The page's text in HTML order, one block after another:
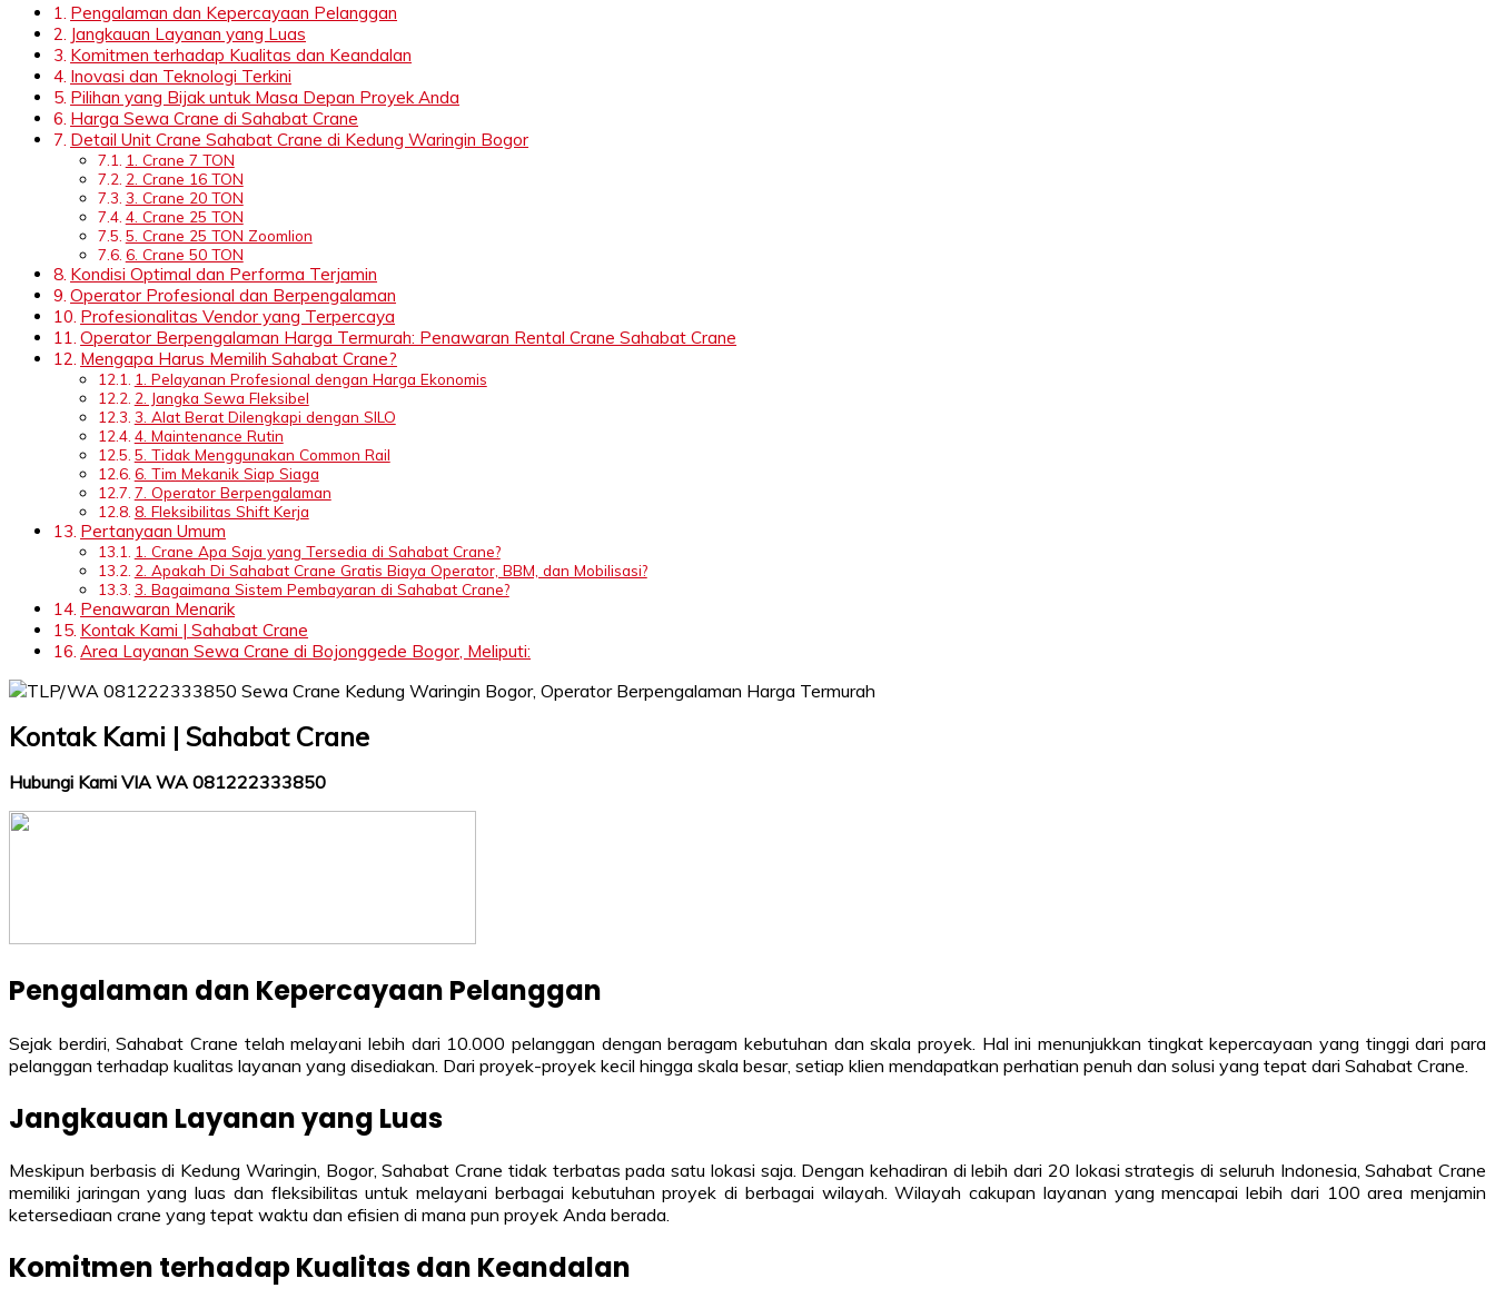
Pengalaman dan Kepercayaan Pelanggan
Jangkauan Layanan yang Luas
Komitmen terhadap Kualitas dan Keandalan
Inovasi dan Teknologi Terkini
Pilihan yang Bijak untuk Masa Depan Proyek Anda
Harga Sewa Crane di Sahabat Crane
Detail Unit Crane Sahabat Crane di Kedung Waringin Bogor
1. Crane 7 TON
2. Crane 16 TON
3. Crane 20 TON
4. Crane 25 TON
5. Crane 25 TON Zoomlion
6. Crane 50 TON
Kondisi Optimal dan Performa Terjamin
Operator Profesional dan Berpengalaman
Profesionalitas Vendor yang Terpercaya
Operator Berpengalaman Harga Termurah: Penawaran Rental Crane Sahabat Crane
Mengapa Harus Memilih Sahabat Crane?
1. Pelayanan Profesional dengan Harga Ekonomis
2. Jangka Sewa Fleksibel
3. Alat Berat Dilengkapi dengan SILO
4. Maintenance Rutin
5. Tidak Menggunakan Common Rail
6. Tim Mekanik Siap Siaga
7. Operator Berpengalaman
8. Fleksibilitas Shift Kerja
Pertanyaan Umum
1. Crane Apa Saja yang Tersedia di Sahabat Crane?
2. Apakah Di Sahabat Crane Gratis Biaya Operator, BBM, dan Mobilisasi?
3. Bagaimana Sistem Pembayaran di Sahabat Crane?
Penawaran Menarik
Kontak Kami | Sahabat Crane
Area Layanan Sewa Crane di Bojonggede Bogor, Meliputi:
Kontak Kami | Sahabat Crane
Hubungi Kami VIA WA 081222333850
Pengalaman dan Kepercayaan Pelanggan
Sejak berdiri, Sahabat Crane telah melayani lebih dari 10.000 pelanggan dengan beragam kebutuhan dan skala proyek. Hal ini menunjukkan tingkat kepercayaan yang tinggi dari para
pelanggan terhadap kualitas layanan yang disediakan. Dari proyek-proyek kecil hingga skala besar, setiap klien mendapatkan perhatian penuh dan solusi yang tepat dari Sahabat Crane.
Jangkauan Layanan yang Luas
Meskipun berbasis di Kedung Waringin, Bogor, Sahabat Crane tidak terbatas pada satu lokasi saja. Dengan kehadiran di lebih dari 20 lokasi strategis di seluruh Indonesia, Sahabat Crane
memiliki jaringan yang luas dan fleksibilitas untuk melayani berbagai kebutuhan proyek di berbagai wilayah. Wilayah cakupan layanan yang mencapai lebih dari 100 area menjamin
ketersediaan crane yang tepat waktu dan efisien di mana pun proyek Anda berada.
Komitmen terhadap Kualitas dan Keandalan